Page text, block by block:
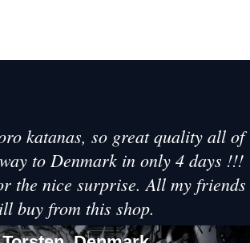
katanas, so great quality all of
to Denmark in only 4 days !!!
the nice surprise. All my friends
buy from this shop.